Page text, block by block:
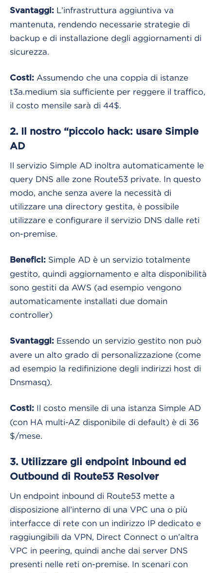
Svantaggi: L’infrastruttura aggiuntiva va
mantenuta, rendendo necessarie strategie di
backup e di installazione degli aggiornamenti di
sicurezza.
Costi: Assumendo che una coppia di istanze
t3a.medium sia sufficiente per reggere il traffico,
il costo mensile sarà di 44$.
2. Il nostro “piccolo hack: usare Simple
AD
Il servizio Simple AD inoltra automaticamente le
query DNS alle zone Route53 private. In questo
modo, anche senza avere la necessità di
utilizzare una directory gestita, è possibile
utilizzare e configurare il servizio DNS dalle reti
on-premise.
Benefici: Simple AD è un servizio totalmente
gestito, quindi aggiornamento e alta disponibilità
sono gestiti da AWS (ad esempio vengono
automaticamente installati due domain
controller)
Svantaggi: Essendo un servizio gestito non può
avere un alto grado di personalizzazione (come
ad esempio la redifinizione degli indirizzi host di
Dnsmasq).
Costi: Il costo mensile di una istanza Simple AD
(con HA multi-AZ disponibile di default) è di 36
$/mese.
3. Utilizzare gli endpoint Inbound ed
Outbound di Route53 Resolver
Un endpoint inbound di Route53 mette a
disposizione all’interno di una VPC una o più
interfacce di rete con un indirizzo IP dedicato e
raggiungibili da VPN, Direct Connect o un’altra
VPC in peering, quindi anche dai server DNS
presenti nelle reti on-premise. In scenari con